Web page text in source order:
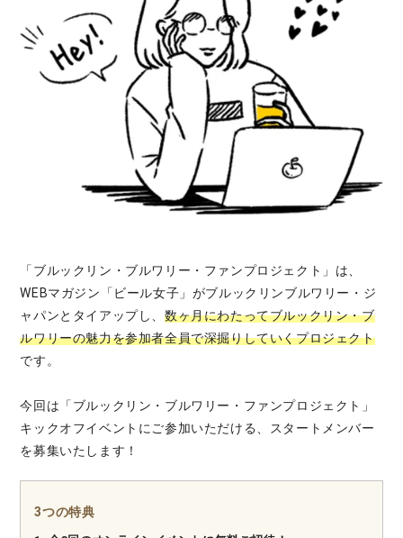
「ブルックリン・ブルワリー・ファンプロジェクト」は、
WEBマガジン「ビール女子」がブルックリンブルワリー・ジ
ャパンとタイアップし、 数ヶ月にわたってブルックリン・ブ
ルワリーの魅力を参加者全員で深掘りしていくプロジェクト
です。
今回は「ブルックリン・ブルワリー・ファンプロジェクト」
キックオフイベントにご参加いただける、スタートメンバー
を募集いたします！
3つの特典